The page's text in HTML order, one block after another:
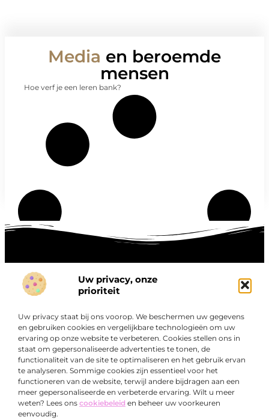
Uw privacy, onze
prioriteit
Uw privacy staat bij ons voorop. We beschermen uw gegevens
en gebruiken cookies en vergelijkbare technologieën om uw
ervaring op onze website te verbeteren. Cookies stellen ons in
staat om gepersonaliseerde advertenties te tonen, de
functionaliteit van de site te optimaliseren en het gebruik ervan
te analyseren. Sommige cookies zijn essentieel voor het
functioneren van de website, terwijl andere bijdragen aan een
meer gepersonaliseerde en verbeterde ervaring. Wilt u meer
weten? Lees ons cookiebeleid en beheer uw voorkeuren
eenvoudig.
Media en beroemde
mensen
Hoe verf je een leren bank?
Over
Bedrijf
“Ontdek een wereld van boeiende blogs en artikelen die
je zowel inspireren als informeren.”
Bij Exclusiefbedrijf.nl draait alles om het leveren van
kwalitatieve inzichten en verhalen die jouw dagelijks leven
verrijken en je uitdagen om verder te denken.
Onze informatie